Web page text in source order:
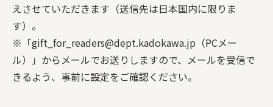
えさせていただきます（送信先は日本国内に限りま
す）。
※「gift_for_readers@dept.kadokawa.jp（PCメー
ル）」からメールでお送りしますので、メールを受信で
きるよう、事前に設定をご確認ください。